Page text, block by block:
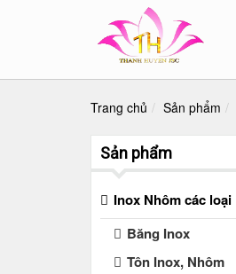
Trang chủ Sản phẩm
Sản phẩm
Inox Nhôm các loại
Băng Inox
Tôn Inox, Nhôm